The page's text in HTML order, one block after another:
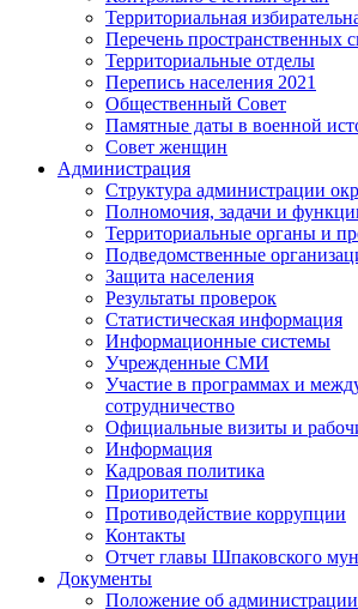
Территориальная
Перечень пространственных
Территориальные отделы
Перепись населения 2021
Общественный Совет
Памятные даты в военной
Совет женщин
Администрация
Структура администрации
Полномочия, задачи и
Территориальные органы и
Подведомственные
Защита населения
Результаты проверок
Статистическая информация
Информационные системы
Учрежденные СМИ
Участие в программах и
сотрудничество
Официальные визиты и
Информация
Кадровая политика
Приоритеты
Противодействие коррупции
Контакты
Отчет главы Шпаковского
Документы
Положение об администрации